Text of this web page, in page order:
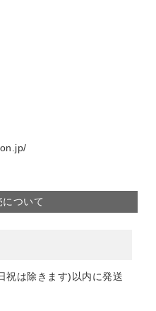
ついて
祝は除きます)以内に発送